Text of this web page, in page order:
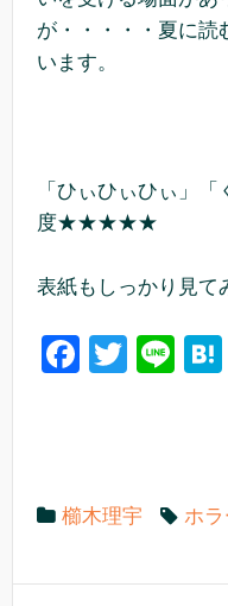
が・・・・・夏に読
います。
「ひぃひぃひぃ」
度★★★★★
表紙もしっかり
F
b
o
T
Li
櫛木理宇 ホラ